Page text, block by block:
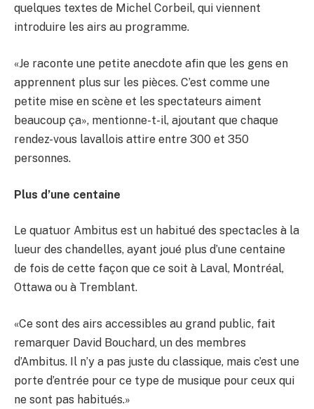
quelques textes de Michel Corbeil, qui viennent
introduire les airs au programme.
«Je raconte une petite anecdote afin que les gens en
apprennent plus sur les pièces. C’est comme une
petite mise en scène et les spectateurs aiment
beaucoup ça», mentionne-t-il, ajoutant que chaque
rendez-vous lavallois attire entre 300 et 350
personnes.
Plus d’une centaine
Le quatuor Ambitus est un habitué des spectacles à la
lueur des chandelles, ayant joué plus d’une centaine
de fois de cette façon que ce soit à Laval, Montréal,
Ottawa ou à Tremblant.
«Ce sont des airs accessibles au grand public, fait
remarquer David Bouchard, un des membres
d’Ambitus. Il n’y a pas juste du classique, mais c’est une
porte d’entrée pour ce type de musique pour ceux qui
ne sont pas habitués.»